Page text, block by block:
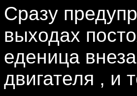
Сразу
выходах
еденица
двигателя , и